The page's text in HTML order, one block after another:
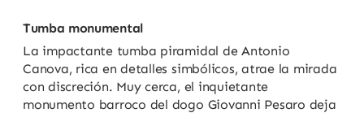
Tumba monumental
La impactante tumba piramidal de Antonio
Canova, rica en detalles simbólicos, atrae la mirada
con discreción. Muy cerca, el inquietante
monumento barroco del dogo Giovanni Pesaro deja